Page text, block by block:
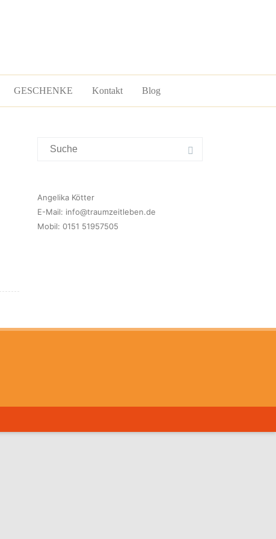
GESCHENKE Kontakt Blog
für:
Angelika Kötter
E-Mail: info@traumzeitleben.de
Mobil: 0151 51957505